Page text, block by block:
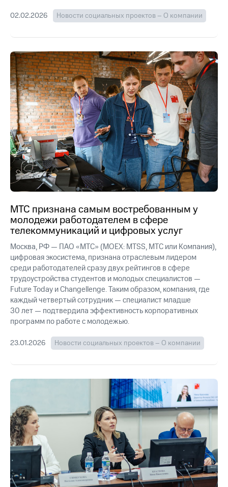
02.02.2026 Новости социальных проектов – О компании
МТС признана самым востребованным у
молодежи работодателем в сфере
телекоммуникаций и цифровых услуг
Москва, РФ — ПАО «МТС» (MOEX: MTSS, МТС или Компания),
цифровая экосистема, признана отраслевым лидером
среди работодателей сразу двух рейтингов в сфере
трудоустройства студентов и молодых специалистов —
Future Today и Changellenge. Таким образом, компания, где
каждый четвертый сотрудник — специалист младше
30 лет — подтвердила эффективность корпоративных
программ по работе с молодежью.
23.01.2026 Новости социальных проектов – О компании